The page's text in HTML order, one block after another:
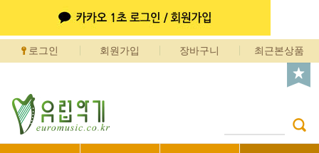
로그인 회원가입 장바구니 최근본상품